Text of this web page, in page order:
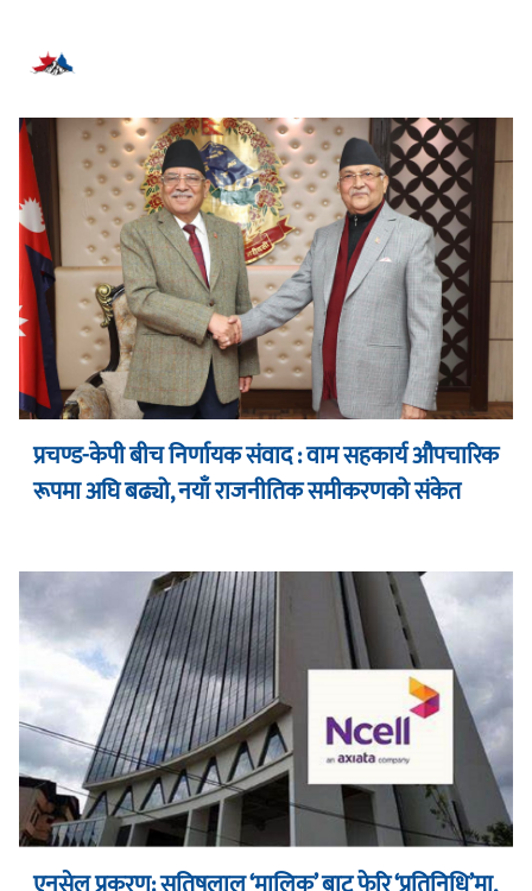
प्रचण्ड-केपी बीच निर्णायक संवाद : वाम सहकार्य औपचारिक
रूपमा अघि बढ्यो, नयाँ राजनीतिक समीकरणको संकेत